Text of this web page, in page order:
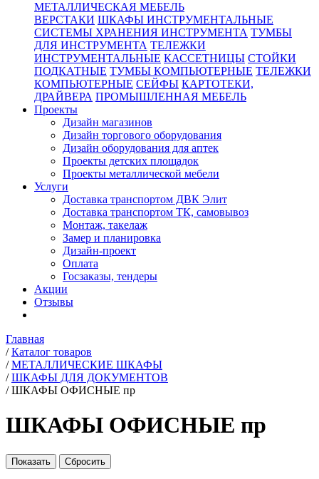
МЕТАЛЛИЧЕСКАЯ МЕБЕЛЬ
ВЕРСТАКИ ШКАФЫ ИНСТРУМЕНТАЛЬНЫЕ
СИСТЕМЫ ХРАНЕНИЯ ИНСТРУМЕНТА ТУМБЫ
ДЛЯ ИНСТРУМЕНТА ТЕЛЕЖКИ
ИНСТРУМЕНТАЛЬНЫЕ КАССЕТНИЦЫ СТОЙКИ
ПОДКАТНЫЕ ТУМБЫ КОМПЬЮТЕРНЫЕ ТЕЛЕЖКИ
КОМПЬЮТЕРНЫЕ СЕЙФЫ КАРТОТЕКИ,
ДРАЙВЕРА ПРОМЫШЛЕННАЯ МЕБЕЛЬ
Проекты
Дизайн магазинов
Дизайн торгового оборудования
Дизайн оборудования для аптек
Проекты детских площадок
Проекты металлической мебели
Услуги
Доставка транспортом ДВК Элит
Доставка транспортом ТК, самовывоз
Монтаж, такелаж
Замер и планировка
Дизайн-проект
Оплата
Госзаказы, тендеры
Акции
Отзывы
Главная
/ Каталог товаров
/ МЕТАЛЛИЧЕСКИЕ ШКАФЫ
/ ШКАФЫ ДЛЯ ДОКУМЕНТОВ
/ ШКАФЫ ОФИСНЫЕ пр
ШКАФЫ ОФИСНЫЕ пр